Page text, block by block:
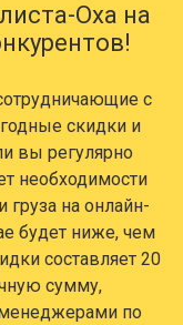
Оха на
с
скидки и
вы регулярно
необходимости
груза на онлайн-
будет ниже, чем
составляет 20
сумму,
по